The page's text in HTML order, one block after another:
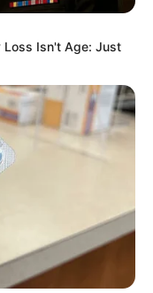
Loss Isn't Age: Just